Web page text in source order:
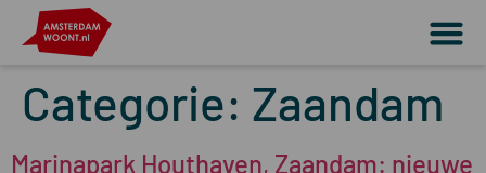
Categorie: Zaandam
Marinapark Houthaven, Zaandam: nieuwe